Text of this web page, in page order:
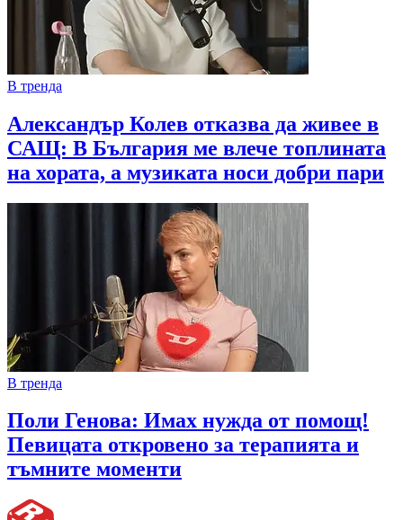
В тренда
Александър Колев отказва да живее в
САЩ: В България ме влече топлината
на хората, а музиката носи добри пари
В тренда
Поли Генова: Имах нужда от помощ!
Певицата откровено за терапията и
тъмните моменти